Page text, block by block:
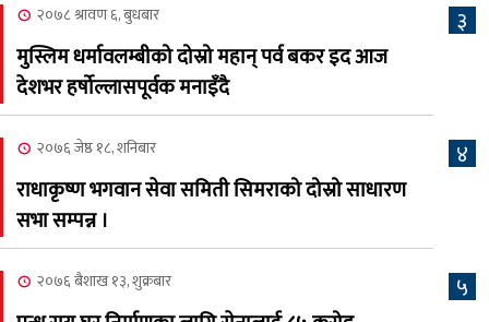
२०८३ श्रावण २, शनिबार
८
क्यालगरी नेपाली मेलाको
अस्मिताको बेजोड प्रस्तुती रहने
३
२०७८ श्रावण ६, बुधबार
मुस्लिम धर्मावलम्बीको दोस्रो महान् पर्व बकर इद आज
देशभर हर्षोल्लासपूर्वक मनाइँदै
४
२०७६ जेष्ठ १८, शनिबार
राधाकृष्ण भगवान सेवा समिती सिमराको दोस्रो साधारण
सभा सम्पन्न ।
५
२०७६ बैशाख १३, शुक्रबार